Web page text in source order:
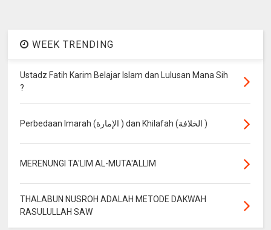
WEEK TRENDING
Ustadz Fatih Karim Belajar Islam dan Lulusan Mana Sih
?
Perbedaan Imarah (الإمارة ) dan Khilafah (الخلافة )
MERENUNGI TA'LIM AL-MUTA'ALLIM
THALABUN NUSROH ADALAH METODE DAKWAH
RASULULLAH SAW